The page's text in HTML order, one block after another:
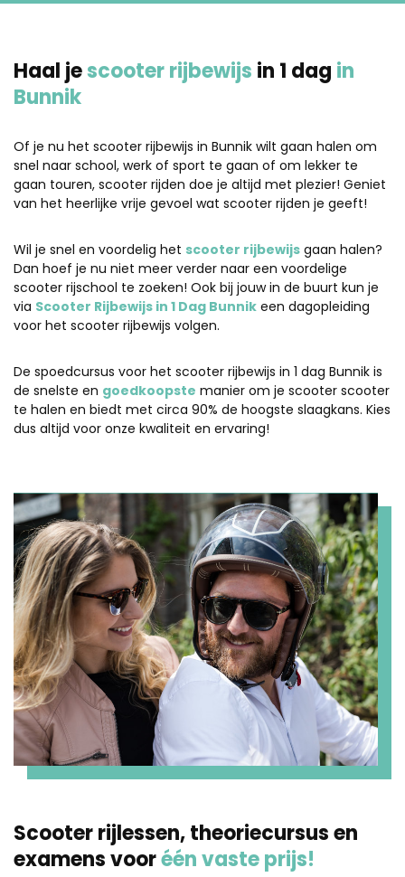
Haal jescooter rijbewijs in 1 dag in
Bunnik
Of je nu het scooter rijbewijs in Bunnik wilt gaan halen om
snel naar school, werk of sport te gaan of om lekker te
gaan touren, scooter rijden doe je altijd met plezier! Geniet
van het heerlijke vrije gevoel wat scooter rijden je geeft!
Wil je snel en voordelig het scooter rijbewijs gaan halen?
Dan hoef je nu niet meer verder naar een voordelige
scooter rijschool te zoeken! Ook bij jouw in de buurt kun je
via Scooter Rijbewijs in 1 Dag Bunnik een dagopleiding
voor het scooter rijbewijs volgen.
De spoedcursus voor het scooter rijbewijs in 1 dag Bunnik is
de snelste en goedkoopste manier om je scooter scooter
te halen en biedt met circa 90% de hoogste slaagkans. Kies
dus altijd voor onze kwaliteit en ervaring!
Scooter rijlessen, theoriecursus en
examens vooréén vaste prijs!